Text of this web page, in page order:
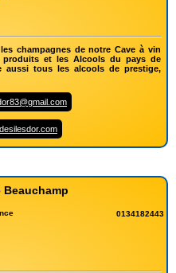
champagnes de notre Cave à vin
produits et les Alcools du pays de
aussi tous les alcools de prestige,
Beauchamp
0134182443